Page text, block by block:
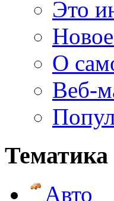
Это
О
Веб-
Авто